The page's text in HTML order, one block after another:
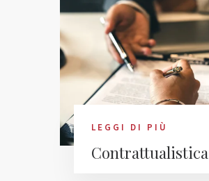
LEGGI DI PIÙ
Contrattualistica